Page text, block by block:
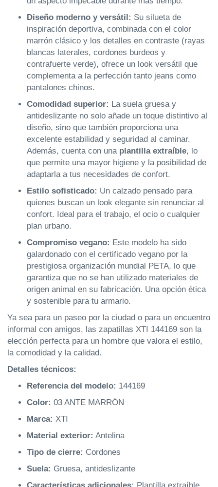
Diseño moderno y versátil: Su silueta de
inspiración deportiva, combinada con el color
marrón clásico y los detalles en contraste (rayas
blancas laterales, cordones burdeos y
contrafuerte verde), ofrece un look versátil que
complementa a la perfección tanto jeans como
pantalones chinos.
Comodidad superior: La suela gruesa y
antideslizante no solo añade un toque distintivo al
diseño, sino que también proporciona una
excelente estabilidad y seguridad al caminar.
Además, cuenta con una plantilla extraíble, lo
que permite una mayor higiene y la posibilidad de
adaptarla a tus necesidades de confort.
Estilo sofisticado: Un calzado pensado para
quienes buscan un look elegante sin renunciar al
confort. Ideal para el trabajo, el ocio o cualquier
plan urbano.
Compromiso vegano: Este modelo ha sido
galardonado con el certificado vegano por la
prestigiosa organización mundial PETA, lo que
garantiza que no se han utilizado materiales de
origen animal en su fabricación. Una opción ética
y sostenible para tu armario.
Ya sea para un paseo por la ciudad o para un encuentro
informal con amigos, las zapatillas XTI 144169 son la
elección perfecta para un hombre que valora el estilo,
la comodidad y la calidad.
Detalles técnicos:
Referencia del modelo: 144169
Color: 03 ANTE MARRÓN
Marca: XTI
Material exterior: Antelina
Tipo de cierre: Cordones
Suela: Gruesa, antideslizante